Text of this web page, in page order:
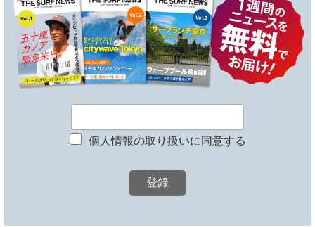
個人情報の取り扱いに同意する